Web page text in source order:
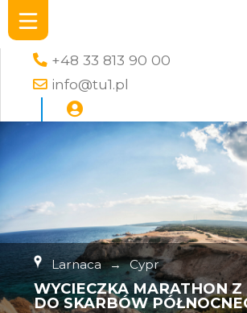
+48 33 813 90 00
info@tu1.pl
Larnaca → Cypr
WYCIECZKA MARATHON
DO SKARBÓW